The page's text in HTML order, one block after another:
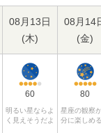
08月13日
(木)
08月14
(金)
60
明るい星ならよ
く見えそうだよ
80
星座の観察
分に楽しめ